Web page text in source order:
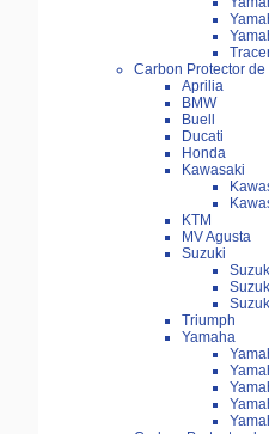
Carbon Protector de
Aprilia
BMW
Buell
Ducati
Honda
Kawasaki
KTM
MV Agusta
Suzuki
Triumph
Yamaha